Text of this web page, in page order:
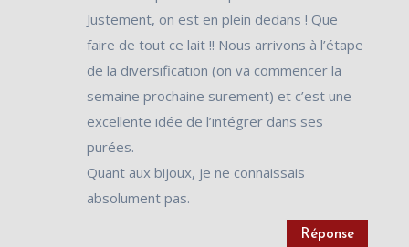
Justement, on est en plein dedans ! Que
faire de tout ce lait !! Nous arrivons à l’étape
de la diversification (on va commencer la
semaine prochaine surement) et c’est une
excellente idée de l’intégrer dans ses
purées.
Quant aux bijoux, je ne connaissais
absolument pas.
Réponse